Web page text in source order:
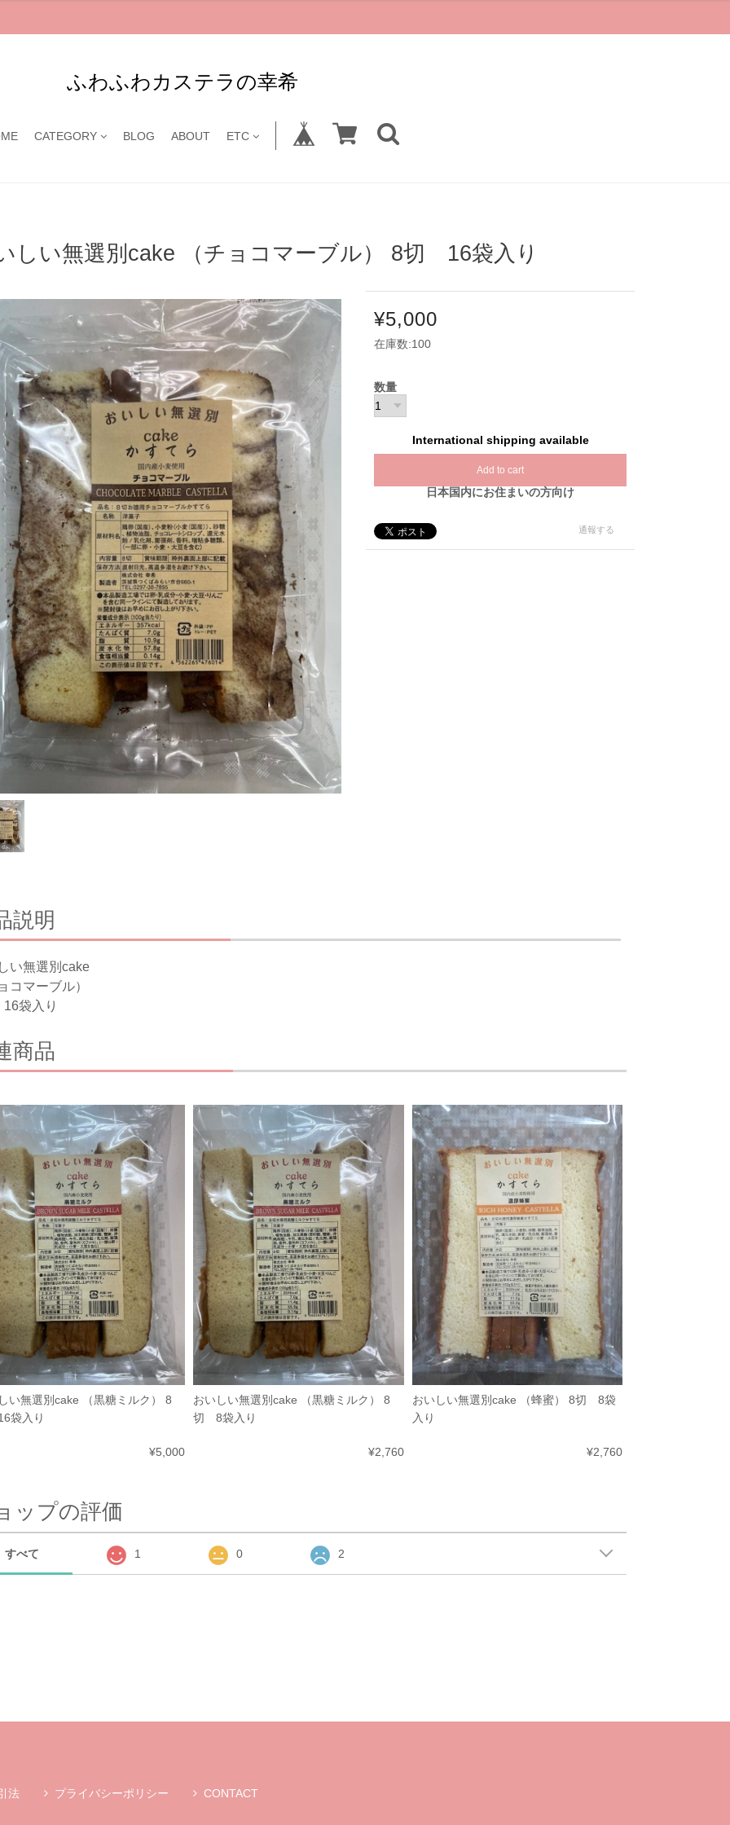
ふわふわカステラの幸希
CATEGORY BLOG ABOUT ETC
しい無選別cake （チョコマーブル） 8切 16袋入り
¥5,000
在庫数:100
数量
International shipping available
Add to cart
日本国内にお住まいの方向け
通報する
説明
い無選別cake
コマーブル）
袋入り
商品
い無選別cake （黒糖ミルク） 8
袋入り
¥5,000
おいしい無選別cake （黒糖ミルク） 8
切 8袋入り
¥2,760
おいしい無選別cake （蜂蜜） 8切 8袋
入り
¥2,760
ップの評価
すべて 1 0 2
法 プライバシーポリシー CONTACT